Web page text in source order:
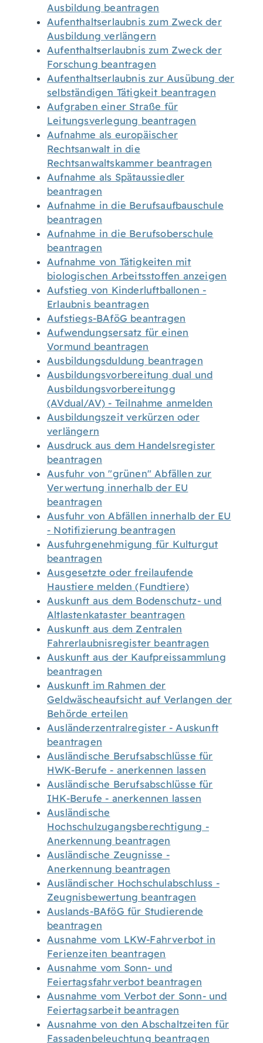
Ausbildung beantragen
Aufenthaltserlaubnis zum Zweck der
Ausbildung verlängern
Aufenthaltserlaubnis zum Zweck der
Forschung beantragen
Aufenthaltserlaubnis zur Ausübung der
selbständigen Tätigkeit beantragen
Aufgraben einer Straße für
Leitungsverlegung beantragen
Aufnahme als europäischer
Rechtsanwalt in die
Rechtsanwaltskammer beantragen
Aufnahme als Spätaussiedler
beantragen
Aufnahme in die Berufsaufbauschule
beantragen
Aufnahme in die Berufsoberschule
beantragen
Aufnahme von Tätigkeiten mit
biologischen Arbeitsstoffen anzeigen
Aufstieg von Kinderluftballonen -
Erlaubnis beantragen
Aufstiegs-BAföG beantragen
Aufwendungsersatz für einen
Vormund beantragen
Ausbildungsduldung beantragen
Ausbildungsvorbereitung dual und
Ausbildungsvorbereitungg
(AVdual/AV) - Teilnahme anmelden
Ausbildungszeit verkürzen oder
verlängern
Ausdruck aus dem Handelsregister
beantragen
Ausfuhr von "grünen" Abfällen zur
Verwertung innerhalb der EU
beantragen
Ausfuhr von Abfällen innerhalb der EU
- Notifizierung beantragen
Ausfuhrgenehmigung für Kulturgut
beantragen
Ausgesetzte oder freilaufende
Haustiere melden (Fundtiere)
Auskunft aus dem Bodenschutz- und
Altlastenkataster beantragen
Auskunft aus dem Zentralen
Fahrerlaubnisregister beantragen
Auskunft aus der Kaufpreissammlung
beantragen
Auskunft im Rahmen der
Geldwäscheaufsicht auf Verlangen der
Behörde erteilen
Ausländerzentralregister - Auskunft
beantragen
Ausländische Berufsabschlüsse für
HWK-Berufe - anerkennen lassen
Ausländische Berufsabschlüsse für
IHK-Berufe - anerkennen lassen
Ausländische
Hochschulzugangsberechtigung -
Anerkennung beantragen
Ausländische Zeugnisse -
Anerkennung beantragen
Ausländischer Hochschulabschluss -
Zeugnisbewertung beantragen
Auslands-BAföG für Studierende
beantragen
Ausnahme vom LKW-Fahrverbot in
Ferienzeiten beantragen
Ausnahme vom Sonn- und
Feiertagsfahrverbot beantragen
Ausnahme vom Verbot der Sonn- und
Feiertagsarbeit beantragen
Ausnahme von den Abschaltzeiten für
Fassadenbeleuchtung beantragen